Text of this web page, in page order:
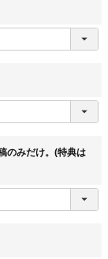
のみだけ。(特典は